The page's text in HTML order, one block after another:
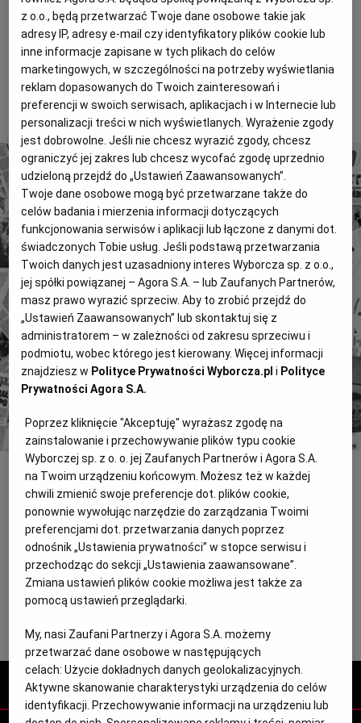
Magazyny Wyborcza Classic
Wyborcza.biz Wysokie Obcasy
BIQdata Jutronauci
Archiwum Inne serwisy
Podpisując zdjęcie z wręczania dyplomów za
wysłuchanie opolskiego hejnału, Edwarda Kowalczyka
nazwałam Ryszardem. Za pomyłkę przepraszam.
To tylko fragment artykułu. Aby czytać dalej, kup dostęp
poniżej.
4 miliony tekstów od 1989 roku.
Zyskaj dostęp do archiwalnych treści "Gazety
Wyborczej".
Znajdź historie, których szukasz.
Kup dostęp
lub
INNE
wyjaśnienia
Pisząc o I Studenckim Przeglądzie Kina Niemego, który skończył
się w zeszły weekend w Opolu, nie zaznaczyliśmy, że publikowane
w "Gazecie" fotosy z filmów pochodzą od Inter-nationes, oddziału
Instytutu Goethego w Bonn.
Wyborcza.pl
z o.o., będą przetwarzać Twoje dane osobowe takie jak
adresy IP, adresy e-mail czy identyfikatory plików cookie lub
inne informacje zapisane w tych plikach do celów
marketingowych, w szczególności na potrzeby wyświetlania
reklam dopasowanych do Twoich zainteresowań i
preferencji w swoich serwisach, aplikacjach i w Internecie lub
personalizacji treści w nich wyświetlanych. Wyrażenie zgody
jest dobrowolne. Jeśli nie chcesz wyrazić zgody, chcesz
ograniczyć jej zakres lub chcesz wycofać zgodę uprzednio
udzieloną przejdź do „Ustawień Zaawansowanych”.
Twoje dane osobowe mogą być przetwarzane także do
celów badania i mierzenia informacji dotyczących
funkcjonowania serwisów i aplikacji lub łączone z danymi dot.
świadczonych Tobie usług. Jeśli podstawą przetwarzania
Twoich danych jest uzasadniony interes Wyborcza sp. z o.o.,
jej spółki powiązanej – Agora S.A. – lub Zaufanych Partnerów,
masz prawo wyrazić sprzeciw. Aby to zrobić przejdź do
„Ustawień Zaawansowanych” lub skontaktuj się z
administratorem – w zależności od zakresu sprzeciwu i
podmiotu, wobec którego jest kierowany. Więcej informacji
znajdziesz w Polityce Prywatności Wyborcza.pl i Polityce
Prywatności Agora S.A.
Poprzez kliknięcie "Akceptuję" wyrażasz zgodę na
zainstalowanie i przechowywanie plików typu cookie
Wyborczej sp. z o. o. jej Zaufanych Partnerów i Agora S.A.
na Twoim urządzeniu końcowym. Możesz też w każdej
chwili zmienić swoje preferencje dot. plików cookie,
ponownie wywołując narzędzie do zarządzania Twoimi
preferencjami dot. przetwarzania danych poprzez
odnośnik „Ustawienia prywatności” w stopce serwisu i
przechodząc do sekcji „Ustawienia zaawansowane”.
Zmiana ustawień plików cookie możliwa jest także za
pomocą ustawień przeglądarki.
My, nasi Zaufani Partnerzy i Agora S.A. możemy
przetwarzać dane osobowe w następujących
celach:Użycie dokładnych danych geolokalizacyjnych.
Aktywne skanowanie charakterystyki urządzenia do celów
identyfikacji. Przechowywanie informacji na urządzeniu lub